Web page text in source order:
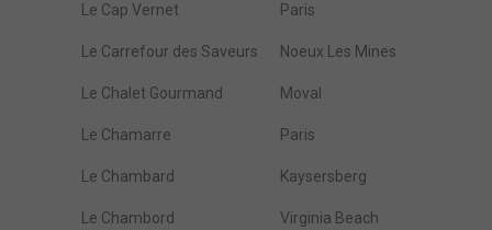
Le Cap Vernet Paris
Le Carrefour des Saveurs Noeux Les Mines
Le Chalet Gourmand Moval
Le Chamarre Paris
Le Chambard Kaysersberg
Le Chambord Virginia Beach